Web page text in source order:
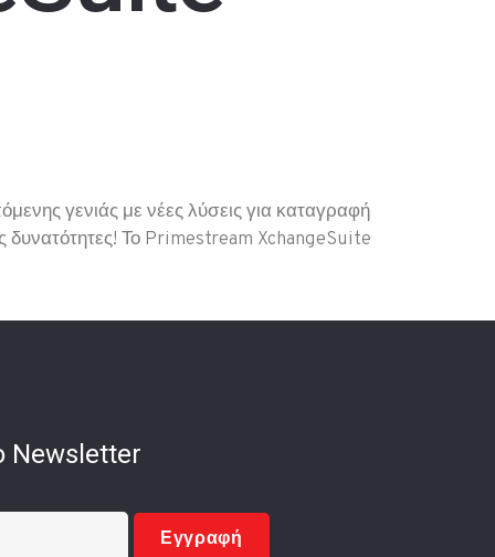
γενιάς με νέες λύσεις για καταγραφή
Το Primestream XchangeSuite
Newsletter
Εγγραφή